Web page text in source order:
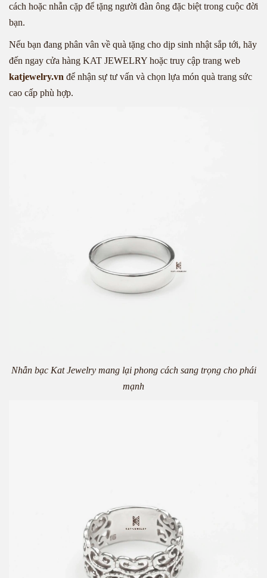
cách hoặc nhẫn cặp để tặng người đàn ông đặc biệt trong cuộc đời
bạn.
Nếu bạn đang phân vân về quà tặng cho dịp sinh nhật sắp tới, hãy
đến ngay cửa hàng KAT JEWELRY hoặc truy cập trang web
katjewelry.vn để nhận sự tư vấn và chọn lựa món quà trang sức
cao cấp phù hợp.
Nhẫn bạc Kat Jewelry mang lại phong cách sang trọng cho phái
mạnh